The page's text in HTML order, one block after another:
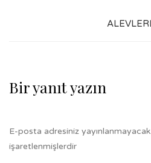
Bir yanıt yazın
E-posta adresiniz yayınlanmayacak.
işaretlenmişlerdir